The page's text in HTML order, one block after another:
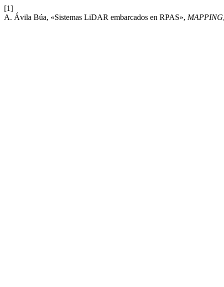
[1]
A. Ávila Búa, «Sistemas LiDAR embarcados en RPAS», MAPPING